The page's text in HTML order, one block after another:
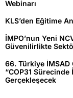
Webinarı
KLS’den Eğitime
İMPO’nun Yeni
Güvenilirlikte
66. Türkiye İMSAD
“COP31 Sürecinde
Gerçekleşecek